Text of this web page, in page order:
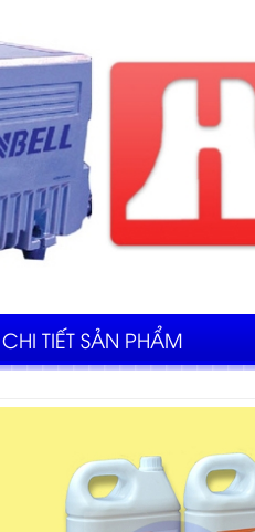
CHI TIẾT SẢN PHẨM